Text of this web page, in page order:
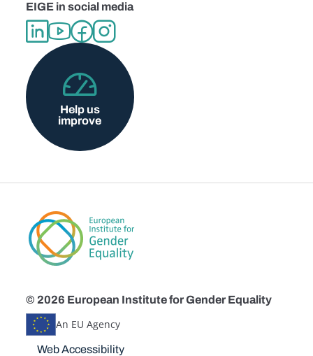
EIGE in social media
Help us
improve
© 2026 European Institute for Gender Equality
An EU Agency
Disclaimers
Web Accessibility